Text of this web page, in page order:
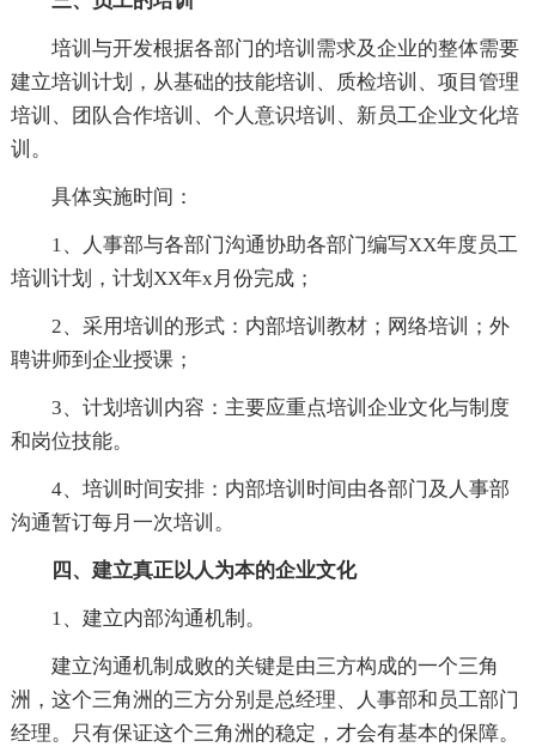
培训与开发根据各部门的培训需求及企业的整体需要
建立培训计划，从基础的技能培训、质检培训、项目管理
培训、团队合作培训、个人意识培训、新员工企业文化培
训。
具体实施时间：
1、人事部与各部门沟通协助各部门编写XX年度员工
培训计划，计划XX年x月份完成；
2、采用培训的形式：内部培训教材；网络培训；外
聘讲师到企业授课；
3、计划培训内容：主要应重点培训企业文化与制度
和岗位技能。
4、培训时间安排：内部培训时间由各部门及人事部
沟通暂订每月一次培训。
四、建立真正以人为本的企业文化
1、建立内部沟通机制。
建立沟通机制成败的关键是由三方构成的一个三角
洲，这个三角洲的三方分别是总经理、人事部和员工部门
经理。只有保证这个三角洲的稳定，才会有基本的保障。